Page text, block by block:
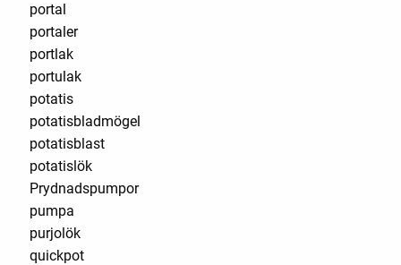
portal
portaler
portlak
portulak
potatis
potatisbladmögel
potatisblast
potatislök
Prydnadspumpor
pumpa
purjolök
quickpot